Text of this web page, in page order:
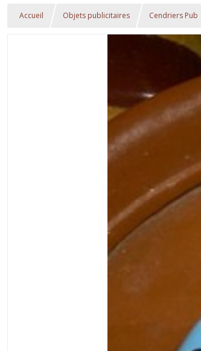
Accueil Objets publicitaires Cendriers Pub